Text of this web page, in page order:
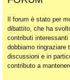
en
ti
Ra
pi
di
Il forum è stato per
dibattito, che ha
contributi
dobbiamo ringraziare
discussioni e in
contributo a